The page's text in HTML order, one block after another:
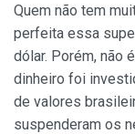
Quem não tem
perfeita essa
dólar. Porém, não
dinheiro foi
de valores
suspenderam os